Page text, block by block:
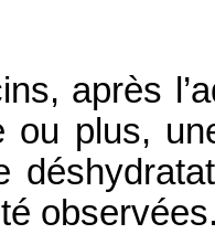
après
ou plus,